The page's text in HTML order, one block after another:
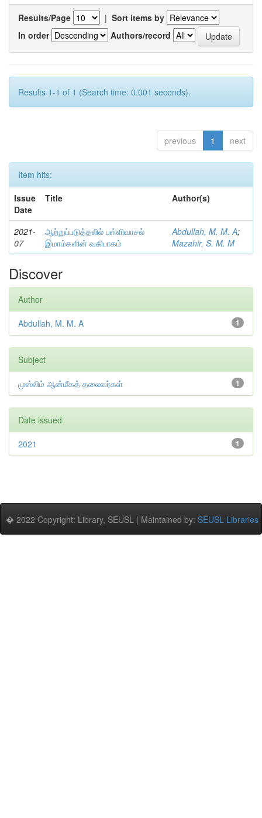
Results/Page | Sort items by
In order
Authors/record
Results 1-1 of 1 (Search time: 0.001 seconds).
previous 1 next
Item hits:
Issue
Date
Title Author(s)
2021-
07
ஆற்றுப்படுத்தலில் பள்ளிவாசல்
இமாம்களின் வகிபாகம்
Abdullah, M. M. A;
Mazahir, S. M. M
Discover
Author
1
Abdullah, M. M. A
Subject
1
முஸ்லிம் ஆன்மீகத் தலைவர்கள்
Date issued
1
2021
� 2022 Copyright: Library, SEUSL | Maintained by: SEUSL Libraries